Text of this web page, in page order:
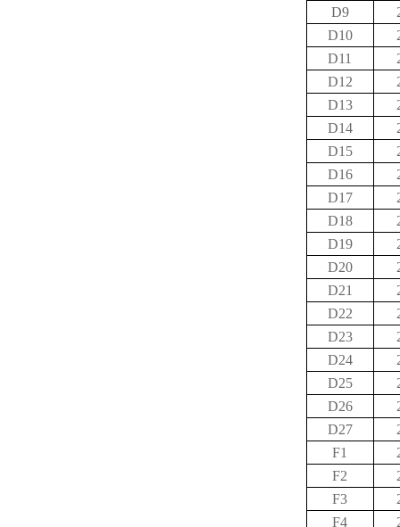
D9
D10
D11
D12
D13
D14
D15
D16
D17
D18
D19
D20
D21
D22
D23
D24
D25
D26
D27
F1
F2
F3
F4